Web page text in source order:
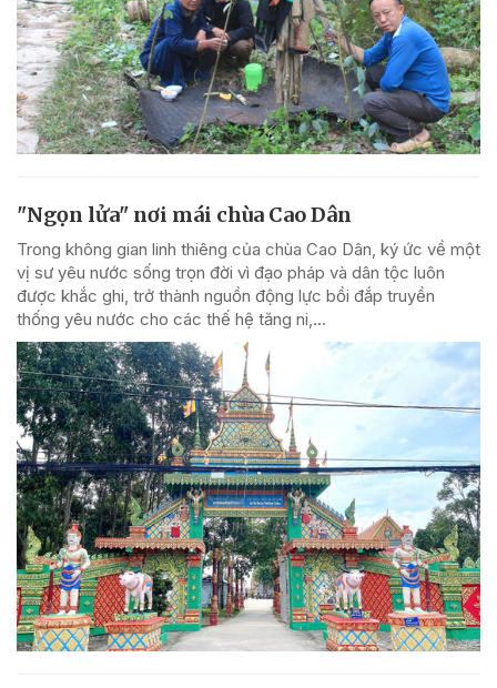
"Ngọn lửa" nơi mái chùa Cao Dân
Trong không gian linh thiêng của chùa Cao Dân, ký ức về một
vị sư yêu nước sống trọn đời vì đạo pháp và dân tộc luôn
được khắc ghi, trở thành nguồn động lực bồi đắp truyền
thống yêu nước cho các thế hệ tăng ni,...